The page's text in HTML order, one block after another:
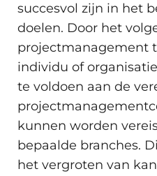
succesvol zijn in het
doelen. Door het
projectmanagement
individu of
te voldoen aan de
kunnen worden
bepaalde branches.
het vergroten van